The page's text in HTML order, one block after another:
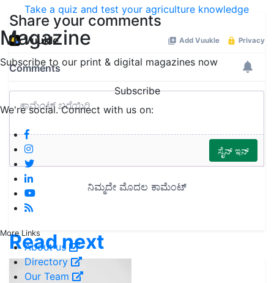
Take a quiz and test your agriculture knowledge
Magazine
Subscribe to our print & digital magazines now
Subscribe
We're social. Connect with us on:
More Links
About us
Directory
Our Team
Share your comments
Read next